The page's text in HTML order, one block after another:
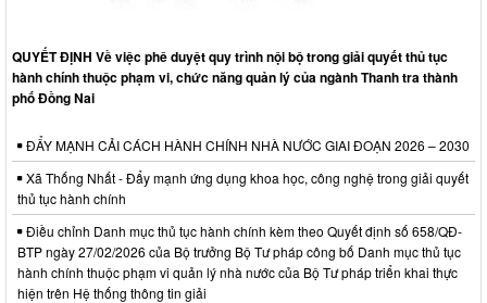
QUYẾT ĐỊNH Về việc phê duyệt quy trình nội bộ trong giải quyết thủ tục
hành chính thuộc phạm vi, chức năng quản lý của ngành Thanh tra thành
phố Đồng Nai
ĐẨY MẠNH CẢI CÁCH HÀNH CHÍNH NHÀ NƯỚC GIAI ĐOẠN 2026 – 2030
Xã Thống Nhất - Đẩy mạnh ứng dụng khoa học, công nghệ trong giải quyết
thủ tục hành chính
Điều chỉnh Danh mục thủ tục hành chính kèm theo Quyết định số 658/QĐ-
BTP ngày 27/02/2026 của Bộ trưởng Bộ Tư pháp công bố Danh mục thủ tục
hành chính thuộc phạm vi quản lý nhà nước của Bộ Tư pháp triển khai thực
hiện trên Hệ thống thông tin giải